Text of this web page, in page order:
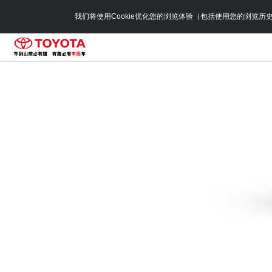
我们将使用Cookie优化您的浏览体验（包括使用您的浏览历